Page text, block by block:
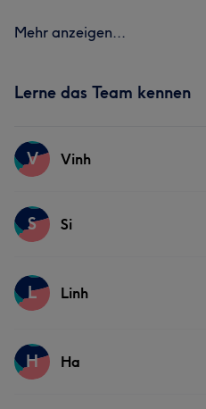
Mehr anzeigen...
Lerne das Team kennen
V Vinh
Services
S Si
Services
L Linh
Services
H Ha